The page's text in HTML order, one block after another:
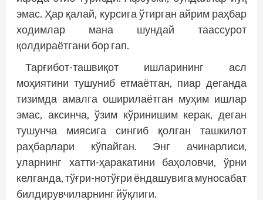
эмас. Ҳар қалай, курсига ўтирган айрим раҳбар
ходимлар мана шундай таассурот
қолдираётгани бор гап.
Тарғибот-ташвиқот ишларининг асл
моҳиятини тушуниб етмаётган, пиар деганда
тизимда амалга оширилаётган муҳим ишлар
эмас, аксинча, ўзим кўринишим керак, деган
тушунча миясига сингиб қолган ташкилот
раҳбарлари кўпайган. Энг ачинарлиси,
уларнинг хатти-ҳаракатини баҳоловчи, ўрни
келганда, тўғри-нотўғри ёндашувига муносабат
билдирувчиларнинг йўқлиги.